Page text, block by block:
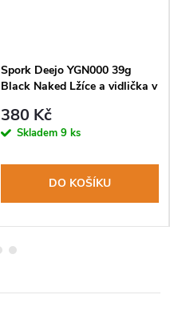
Spork Deejo YGN000 39g
Black Naked Lžíce a vidlička v
380 Kč
Skladem 9 ks
DO KOŠÍKU